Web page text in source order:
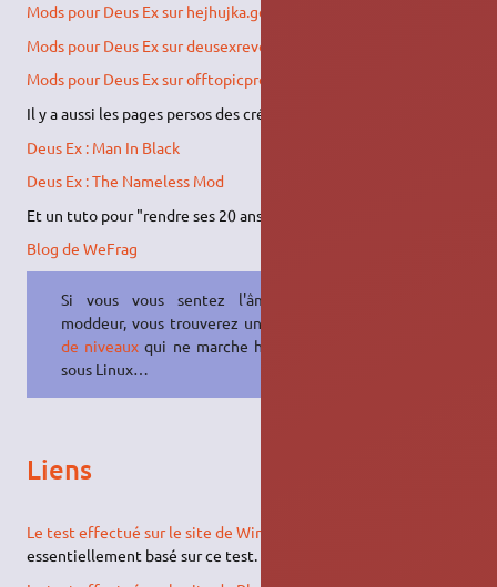
Mods pour Deus Ex sur hejhujka.googlepages.com
Mods pour Deus Ex sur deusexrevolution.110mb.com
Mods pour Deus Ex sur offtopicproductions.com
Il y a aussi les pages persos des créateurs de mods :
Deus Ex : Man In Black
Deus Ex : The Nameless Mod
Et un tuto pour "rendre ses 20 ans" à Deus Ex !
Blog de WeFrag
Si vous vous sentez l'âme d'un
moddeur, vous trouverez un
de niveaux qui ne marche hélas pas
sous Linux…
Liens
Le test effectué sur le site de Wine (en)
essentiellement basé sur ce test.